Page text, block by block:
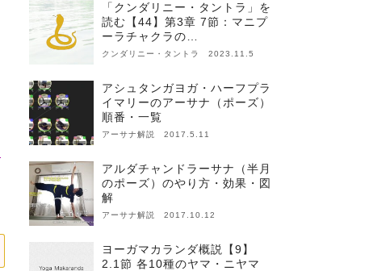
「クンダリニー・タントラ」を
読む【44】第3章 7節：マニプ
ーラチャクラの…
クンダリニー・タントラ 2023.11.5
アシュタンガヨガ・ハーフプラ
イマリーのアーサナ（ポーズ）
順番・一覧
アーサナ解説 2017.5.11
アルダチャンドラーサナ（半月
のポーズ）のやり方・効果・図
解
アーサナ解説 2017.10.12
ヨーガマカランダ概説【9】
2.1節 各10種のヤマ・ニヤマ